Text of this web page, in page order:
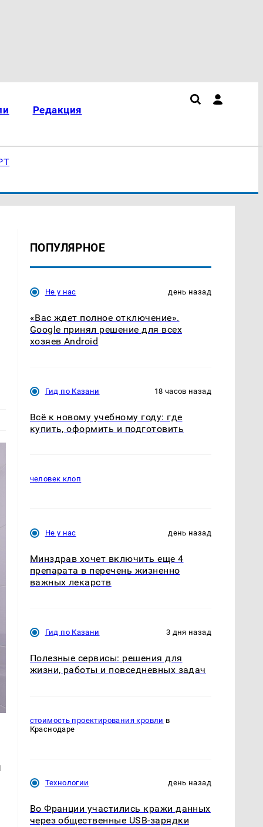
Редакция
ПОПУЛЯРНОЕ
Не у нас день назад
«Вас ждет полное отключение».
Google принял решение для всех
хозяев Android
Гид по Казани 18 часов назад
Всё к новому учебному году: где
купить, оформить и подготовить
человек клоп
Не у нас день назад
Минздрав хочет включить еще 4
препарата в перечень жизненно
важных лекарств
Гид по Казани 3 дня назад
Полезные сервисы: решения для
жизни, работы и повседневных задач
стоимость проектирования кровли в
Краснодаре
Технологии день назад
Во Франции участились кражи данных
через общественные USB-зарядки